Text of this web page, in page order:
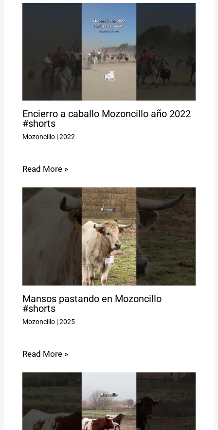
Encierro a caballo Mozoncillo año 2022
#shorts
Mozoncillo|2022
Read More »
Mansos pastando en Mozoncillo
#shorts
Mozoncillo|2025
Read More »